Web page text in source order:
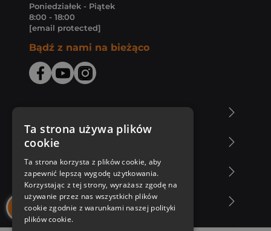
Poniedziałek - Piątek
8:00 - 18:00
[email protected]
Bądź z nami na bieżąco
Zakupy u nas
Nasza oferta
Nasi autorzy
Ta strona używa plików
cookie
Ta strona korzysta z plików cookie, aby
zapewnić lepszą wygodę użytkowania.
Korzystając z tej strony, wyrażasz zgodę na
używanie przez nas wszystkich plików
cookie zgodnie z warunkami naszej polityki
plików cookie.